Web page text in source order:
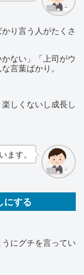
り言う人がたくさ
ない」「上司がウ
言葉ばかり。
しくないし成長し
ます。
にする
にグチを言ってい